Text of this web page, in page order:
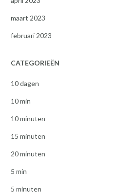
maart 2023
februari 2023
CATEGORIEËN
10 dagen
10 min
10 minuten
15 minuten
20 minuten
5 min
5 minuten